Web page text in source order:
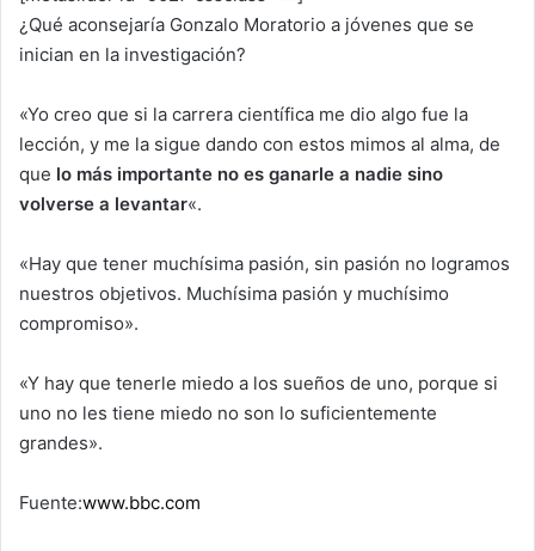
¿Qué aconsejaría Gonzalo Moratorio a jóvenes que se
inician en la investigación?
«Yo creo que si la carrera científica me dio algo fue la
lección, y me la sigue dando con estos mimos al alma, de
que lo más importante no es ganarle a nadie sino
volverse a levantar«.
«Hay que tener muchísima pasión, sin pasión no logramos
nuestros objetivos. Muchísima pasión y muchísimo
compromiso».
«Y hay que tenerle miedo a los sueños de uno, porque si
uno no les tiene miedo no son lo suficientemente
grandes».
Fuente:www.bbc.com